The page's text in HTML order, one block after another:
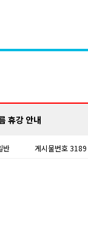
휴강 안내
반 게시물번호 3189